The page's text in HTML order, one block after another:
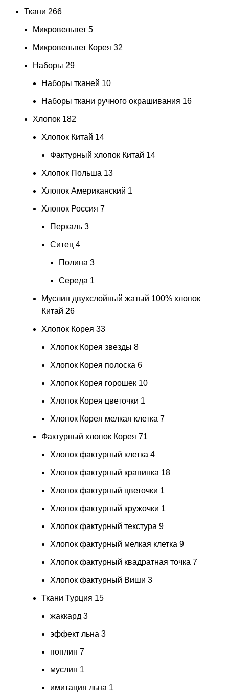
Ткани 266
Микровельвет 5
Микровельвет Корея 32
Наборы 29
Наборы тканей 10
Наборы ткани ручного окрашивания 16
Хлопок 182
Хлопок Китай 14
Фактурный хлопок Китай 14
Хлопок Польша 13
Хлопок Американский 1
Хлопок Россия 7
Перкаль 3
Ситец 4
Полина 3
Середа 1
Муслин двухслойный жатый 100% хлопок
Китай 26
Хлопок Корея 33
Хлопок Корея звезды 8
Хлопок Корея полоска 6
Хлопок Корея горошек 10
Хлопок Корея цветочки 1
Хлопок Корея мелкая клетка 7
Фактурный хлопок Корея 71
Хлопок фактурный клетка 4
Хлопок фактурный крапинка 18
Хлопок фактурный цветочки 1
Хлопок фактурный кружочки 1
Хлопок фактурный текстура 9
Хлопок фактурный мелкая клетка 9
Хлопок фактурный квадратная точка 7
Хлопок фактурный Виши 3
Ткани Турция 15
жаккард 3
эффект льна 3
поплин 7
муслин 1
имитация льна 1